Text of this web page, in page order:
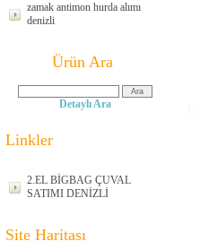
zamak antimon hurda alımı
denizli
Ürün Ara
Detaylı Ara
Linkler
2.EL BİGBAG ÇUVAL
SATIMI DENİZLİ
Site Haritası